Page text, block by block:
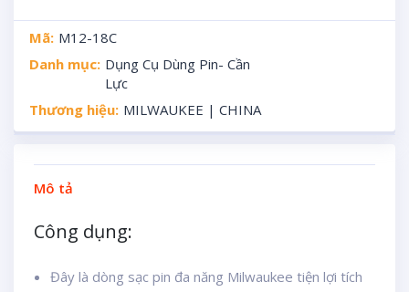
Mã: M12-18C
Danh mục: Dụng Cụ Dùng Pin- Cần
Lực
Thương hiệu: MILWAUKEE | CHINA
Mô tả
Công dụng:
Đây là dòng sạc pin đa năng Milwaukee tiện lợi tích